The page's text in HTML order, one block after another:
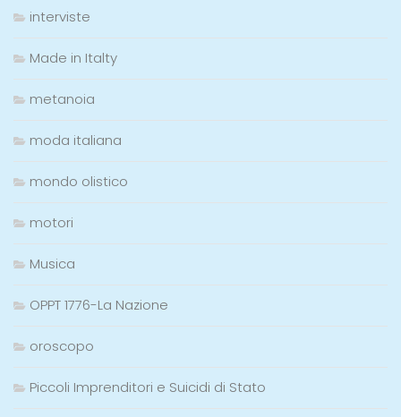
interviste
Made in Italty
metanoia
moda italiana
mondo olistico
motori
Musica
OPPT 1776-La Nazione
oroscopo
Piccoli Imprenditori e Suicidi di Stato